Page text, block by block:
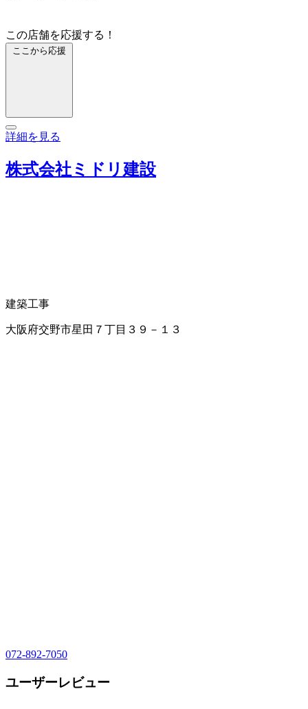
この店舗を応援する！
ここから応援
詳細を見る
株式会社ミドリ建設
建築工事
大阪府交野市星田７丁目３９－１３
072-892-7050
ユーザーレビュー